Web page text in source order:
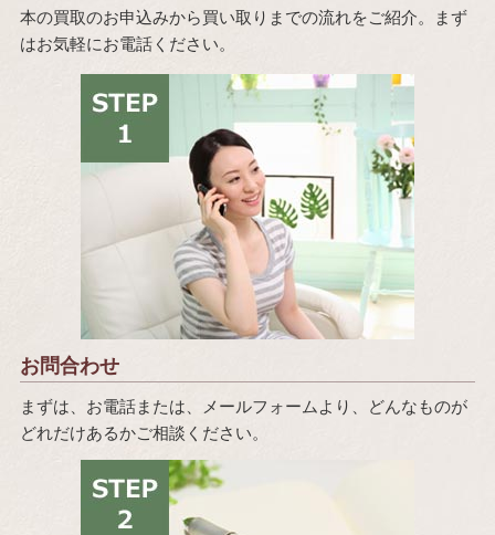
本の買取のお申込みから買い取りまでの流れをご紹介。まず
はお気軽にお電話ください。
お問合わせ
まずは、お電話または、メールフォームより、どんなものが
どれだけあるかご相談ください。